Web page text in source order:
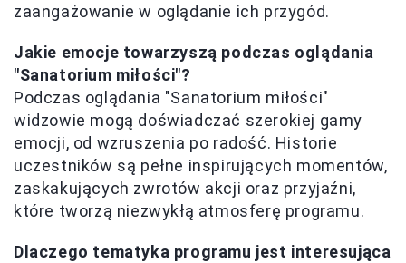
zaangażowanie w oglądanie ich przygód.
Jakie emocje towarzyszą podczas oglądania
"Sanatorium miłości"?
Podczas oglądania "Sanatorium miłości"
widzowie mogą doświadczać szerokiej gamy
emocji, od wzruszenia po radość. Historie
uczestników są pełne inspirujących momentów,
zaskakujących zwrotów akcji oraz przyjaźni,
które tworzą niezwykłą atmosferę programu.
Dlaczego tematyka programu jest interesująca